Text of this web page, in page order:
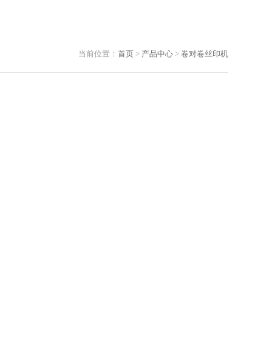
当前位置： 首页 > 产品中心 > 卷对卷丝印机